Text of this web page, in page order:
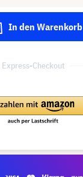
In den Warenkorb
Express-Checkout